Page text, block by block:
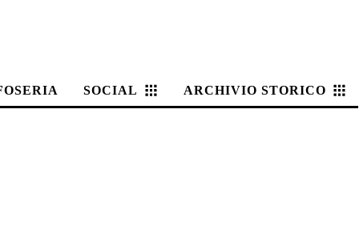
SOCIAL ARCHIVIO STORICO